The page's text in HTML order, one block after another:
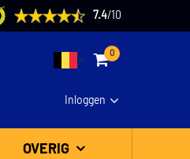
7.4/ 10
0
Inloggen
OVERIG